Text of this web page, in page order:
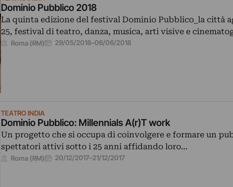
Dominio Pubblico 2018
La quinta edizione del festival Dominio Pubblico_la città
25, festival di teatro, danza, musica, arti visive e
Roma (RM) 29/05/2018–06/06/2018
TEATRO INDIA
Dominio Pubblico: Millennials A(r)T work
Un progetto che si occupa di coinvolgere e formare un
spettatori attivi sotto i 25 anni affidando loro…
Roma (RM) 20/12/2017–21/12/2017